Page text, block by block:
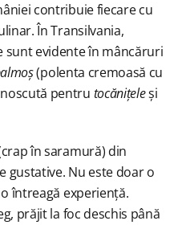
contribuie fiecare cu
În Transilvania,
sunt evidente în mâncăruri
(polenta cremoasă cu
pentru tocănițeleși
în saramură) din
gustative. Nu este doar o
întreagă experiență.
prăjit la foc deschis până